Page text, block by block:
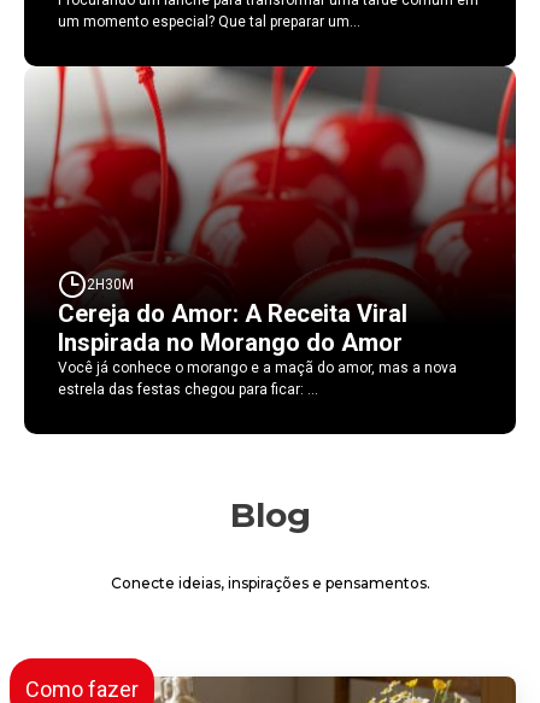
um momento especial? Que tal preparar um...
2H30M
Cereja do Amor: A Receita Viral
Inspirada no Morango do Amor
Você já conhece o morango e a maçã do amor, mas a nova
estrela das festas chegou para ficar: ...
Blog
Conecte ideias, inspirações e pensamentos.
Como fazer